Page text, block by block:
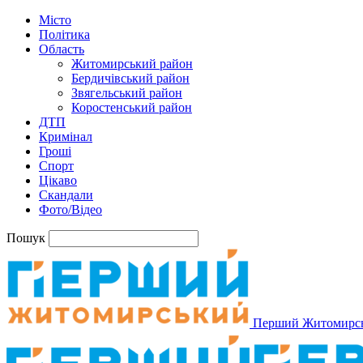
Місто
Політика
Область
Житомирський район
Бердичівський район
Звягельський район
Коростенський район
ДТП
Кримінал
Гроші
Спорт
Цікаво
Скандали
Фото/Відео
Пошук
Перший